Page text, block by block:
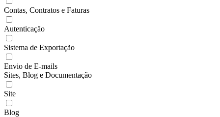
Contas, Contratos e Faturas
Autenticação
Sistema de Exportação
Envio de E-mails
Sites, Blog e Documentação
Site
Blog